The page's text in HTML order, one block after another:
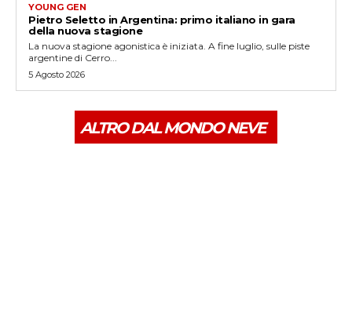
YOUNG GEN
Pietro Seletto in Argentina: primo italiano in gara
della nuova stagione
La nuova stagione agonistica è iniziata. A fine luglio, sulle piste
argentine di Cerro...
5 Agosto 2026
ALTRO DAL MONDO NEVE